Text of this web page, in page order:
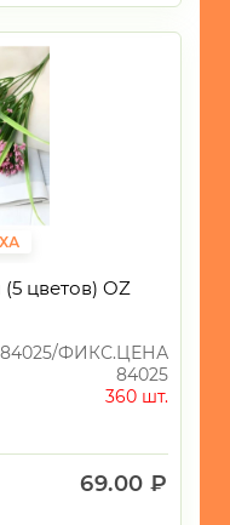
цветов) OZ
84025/ФИКС.ЦЕНА
84025
360 шт.
69.00 ₽